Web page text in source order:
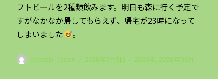
フトビールを2種類飲みます。明日も森に行く予定で
すがなかなか帰してもらえず、帰宅が23時になって
しまいました
。
投
anatabi-japan
投
2026年5月5日
カ
2026年 2026年05月